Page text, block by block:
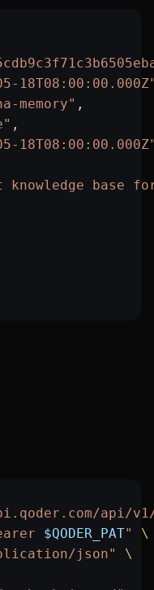
memory" ,
,
knowledge base
api/v1/
$QODER_PAT"
\
json"
\